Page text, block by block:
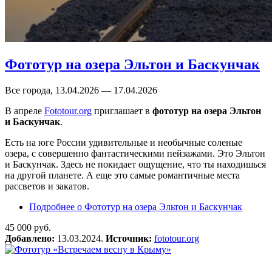
Фототур на озера Эльтон и Баскунчак
Все города, 13.04.2026 — 17.04.2026
В апреле Fototour.org приглашает в фототур на озера Эльтон
и Баскунчак.
Есть на юге России удивительные и необычные соленые
озера, с совершенно фантастическими пейзажами. Это Эльтон
и Баскунчак. Здесь не покидает ощущение, что ты находишься
на другой планете. А еще это самые романтичные места
рассветов и закатов.
Подробнее о Фототур на озера Эльтон и Баскунчак
45 000 руб.
Добавлено: 13.03.2024. Источник: fototour.org